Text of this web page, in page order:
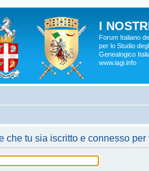
I
Forum Italiano
per lo Studio
Genealogico
www.iagi.info
che tu sia iscritto e connesso